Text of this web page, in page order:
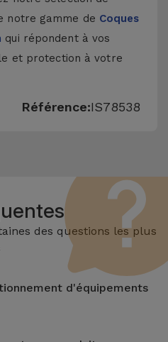
notre gamme de Coques
qui répondent à vos
et protection à votre
Référence:IS78538
des questions les plus
d'équipements